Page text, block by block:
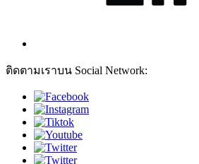
ติดตามเราบน Social Network: